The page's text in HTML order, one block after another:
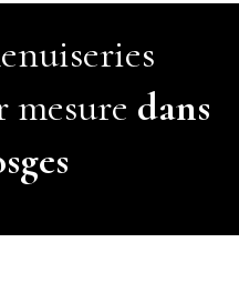
mesure dans